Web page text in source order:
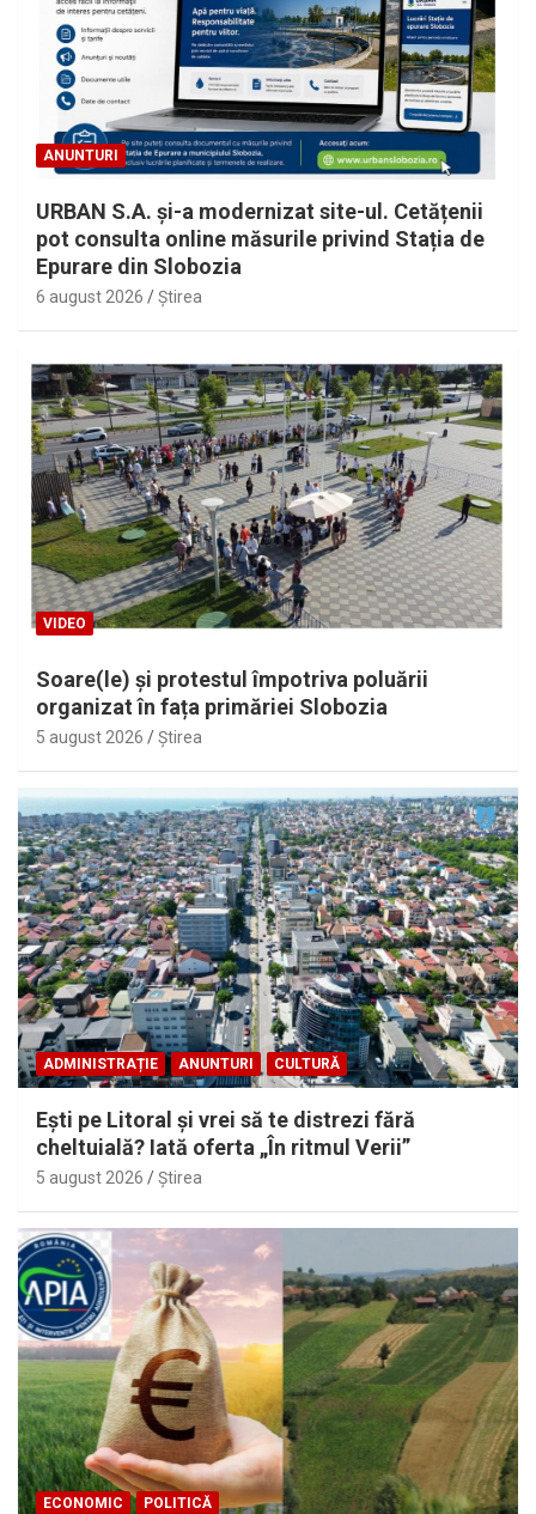
ANUNTURI
URBAN S.A. și-a modernizat site-ul. Cetățenii
pot consulta online măsurile privind Stația de
Epurare din Slobozia
6 august 2026 Ştirea
VIDEO
Soare(le) și protestul împotriva poluării
organizat în fața primăriei Slobozia
5 august 2026 Ştirea
ADMINISTRAȚIE ANUNTURI CULTURĂ
Eşti pe Litoral şi vrei să te distrezi fără
cheltuială? Iată oferta „În ritmul Verii”
5 august 2026 Ştirea
ECONOMIC POLITICĂ